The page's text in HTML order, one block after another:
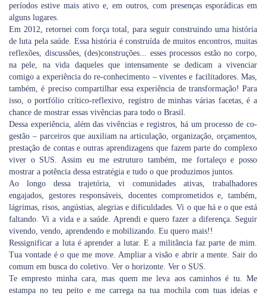
períodos estive mais ativo e, em outros, com presenças esporádicas em
alguns lugares.
Em 2012, retornei com força total, para seguir construindo uma história
de luta pela saúde. Essa história é construída de muitos encontros, muitas
reflexões, discussões, (des)construções... esses processos estão no corpo,
na pele, na vida daqueles que intensamente se dedicam a vivenciar
comigo a experiência do re-conhecimento – viventes e facilitadores. Mas,
também, é preciso compartilhar essa experiência de transformação! Para
isso, o portfólio crítico-reflexivo, registro de minhas várias facetas, é a
chance de mostrar essas vivências para todo o Brasil.
Dessa experiência, além das vivências e registros, há um processo de co-
gestão – parceiros que auxiliam na articulação, organização, orçamentos,
prestação de contas e outras aprendizagens que fazem parte do complexo
viver o SUS. Assim eu me estruturo também, me fortaleço e posso
mostrar a potência dessa estratégia e tudo o que produzimos juntos.
Ao longo dessa trajetória, vi comunidades ativas, trabalhadores
engajados, gestores responsáveis, docentes comprometidos e, também,
lágrimas, risos, angústias, alegrias e dificuldades. Vi o que há e o que está
faltando. Vi a vida e a saúde. Aprendi e quero fazer a diferença. Seguir
vivendo, vendo, aprendendo e mobilizando. Eu quero mais!!
Ressignificar a luta é aprender a lutar. E a militância faz parte de mim.
Tua vontade é o que me move. Ampliar a visão e abrir a mente. Sair do
comum em busca do coletivo. Ver o horizonte. Ver o SUS.
Te empresto minha cara, mas quem me leva aos caminhos é tu. Me
estampa no teu peito e me carrega na tua mochila com tuas ideias e